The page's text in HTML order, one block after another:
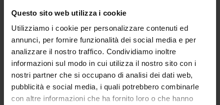
Questo sito web utilizza i cookie
Utilizziamo i cookie per personalizzare contenuti ed
annunci, per fornire funzionalità dei social media e per
analizzare il nostro traffico. Condividiamo inoltre
informazioni sul modo in cui utilizza il nostro sito con i
nostri partner che si occupano di analisi dei dati web,
pubblicità e social media, i quali potrebbero combinarle
con altre informazioni che ha fornito loro o che hanno
Riviera
Parure Copripiumino In Percalle Nina
89,90€ Da 63,00€
Colori disponibili
Rosa